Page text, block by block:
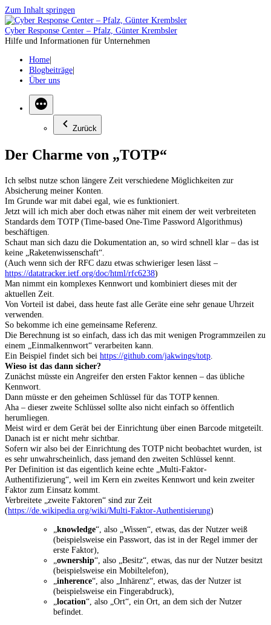
Zum Inhalt springen
Cyber Response Center – Pfalz, Günter Krembsler
Hilfe und Informationen für Unternehmen
Home
Blogbeiträge
Über uns
Zurück
Der Charme von „TOTP“
Ich selbst nutze schon längere Zeit verschiedene Möglichkeiten zur
Absicherung meiner Konten.
Im Grunde war mit dabei egal, wie es funktioniert.
Jetzt will ich mich aber doch etwas näher mit einem der weit verbreiteten
Standards dem TOTP (Time-based One-Time Password Algorithmus)
beschäftigen.
Schaut man sich dazu die Dokumentation an, so wird schnell klar – das ist
keine „Raketenwissenschaft“.
(Auch wenn sich der RFC dazu etwas schwieriger lesen lässt –
https://datatracker.ietf.org/doc/html/rfc6238)
Man nimmt ein komplexes Kennwort und kombiniert dieses mit der
aktuellen Zeit.
Von Vorteil ist dabei, dass heute fast alle Geräte eine sehr genaue Uhrzeit
verwenden.
So bekomme ich eine gemeinsame Referenz.
Die Berechnung ist so einfach, dass ich das mit wenigen Programmzeilen zu
einem „Einmalkennwort“ verarbeiten kann.
Ein Beispiel findet sich bei https://github.com/jakwings/totp
Wieso ist das dann sicher?
Zunächst müsste ein Angreifer den ersten Faktor kennen – das übliche
Kennwort.
Dann müsste er den geheimen Schlüssel für das TOTP kennen.
Aha – dieser zweite Schlüssel sollte also nicht einfach so öffentlich
herumliegen.
Meist wird er dem Gerät bei der Einrichtung über einen Barcode mitgeteilt.
Danach ist er nicht mehr sichtbar.
Sofern wir also bei der Einrichtung des TOTP nicht beobachtet wurden, ist
es sehr unwahrscheinlich, dass jemand den zweiten Schlüssel kennt.
Per Definition ist das eigentlich keine echte „Multi-Faktor-
Authentifizierung“, weil im Kern ein zweites Kennwort und kein zweiter
Faktor zum Einsatz kommt.
Verbreitete „zweite Faktoren“ sind zur Zeit
(https://de.wikipedia.org/wiki/Multi-Faktor-Authentisierung)
knowledge“, also „Wissen“, etwas, das der Nutzer weiß
(beispielsweise ein Passwort, das ist in der Regel immer der
erste Faktor),
ownership“, also „Besitz“, etwas, das nur der Nutzer besitzt
(beispielsweise ein Mobiltelefon),
inherence“, also „Inhärenz“, etwas, das der Nutzer ist
(beispielsweise ein Fingerabdruck),
location“, also „Ort“, ein Ort, an dem sich der Nutzer
befindet.